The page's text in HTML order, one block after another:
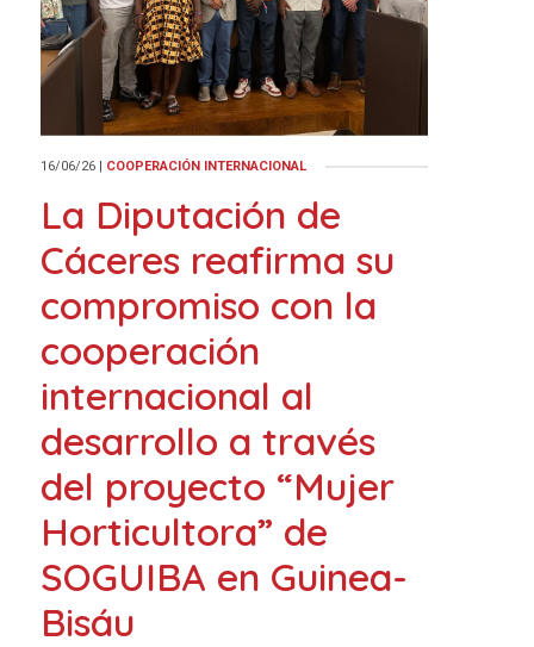
16/06/26 | COOPERACIÓN INTERNACIONAL
La Diputación de
Cáceres reafirma su
compromiso con la
cooperación
internacional al
desarrollo a través
del proyecto “Mujer
Horticultora” de
SOGUIBA en Guinea-
Bisáu